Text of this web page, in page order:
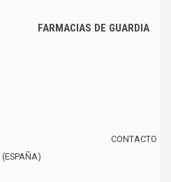
FARMACIAS DE GUARDIA
(ESPAÑA)
CONTACTO